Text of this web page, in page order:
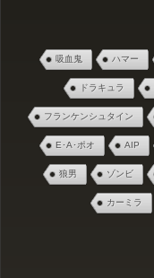
吸血鬼 ハマー
ドラキュラ
フランケンシュタイン
E･A･ポオ AIP
狼男 ゾンビ
カーミラ